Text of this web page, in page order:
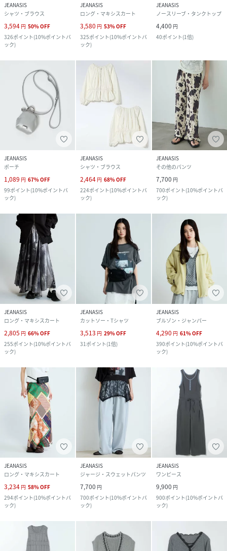
JEANASIS
シャツ・ブラウス
3,594 円 50%OFF
326ポイント(10%ポイントバ
ック)
JEANASIS
ロング・マキシスカート
3,580 円 53%OFF
325ポイント(10%ポイントバ
ック)
JEANASIS
ノースリーブ・タンクトップ
4,400 円
40ポイント(1倍)
JEANASIS
ポーチ
1,089 円 67%OFF
99ポイント(10%ポイントバ
ック)
JEANASIS
シャツ・ブラウス
2,464 円 68%OFF
224ポイント(10%ポイントバ
ック)
JEANASIS
その他のパンツ
7,700 円
700ポイント(10%ポイントバ
ック)
JEANASIS
ロング・マキシスカート
2,805 円 66%OFF
255ポイント(10%ポイントバ
ック)
JEANASIS
カットソー・Tシャツ
3,513 円 29%OFF
31ポイント(1倍)
JEANASIS
ブルゾン・ジャンパー
4,290 円 61%OFF
390ポイント(10%ポイントバ
ック)
JEANASIS
ロング・マキシスカート
3,234 円 58%OFF
294ポイント(10%ポイントバ
ック)
JEANASIS
ジャージ・スウェットパンツ
7,700 円
700ポイント(10%ポイントバ
ック)
JEANASIS
ワンピース
9,900 円
900ポイント(10%ポイントバ
ック)